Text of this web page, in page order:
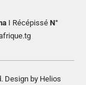
I RécépisséN°
Design by Helios